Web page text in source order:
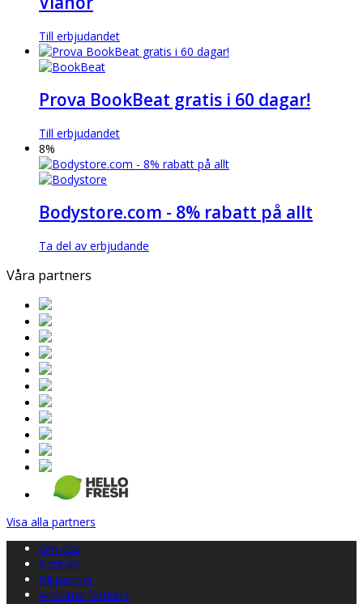
Till erbjudandet
Prova BookBeat gratis i 60 dagar!
Till erbjudandet
8%
Bodystore.com - 8% rabatt på allt
Ta del av erbjudande
Våra partners
Visa alla partners
Om oss
Kontakt
Bli partner
Anslutna förbund